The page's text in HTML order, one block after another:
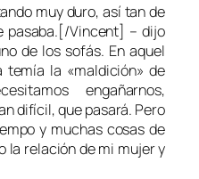
muy duro, así tan de
pasaba.[/Vincent] – dijo
de los sofás. En aquel
temía la «maldición» de
engañarnos,
difícil, que pasará. Pero
y muchas cosas de
la relación de mi mujer y